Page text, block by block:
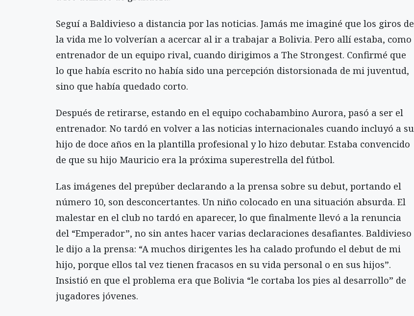
Seguí a Baldivieso a distancia por las noticias. Jamás me imaginé que los giros de
la vida me lo volverían a acercar al ir a trabajar a Bolivia. Pero allí estaba, como
entrenador de un equipo rival, cuando dirigimos a The Strongest. Confirmé que
lo que había escrito no había sido una percepción distorsionada de mi juventud,
sino que había quedado corto.
Después de retirarse, estando en el equipo cochabambino Aurora, pasó a ser el
entrenador. No tardó en volver a las noticias internacionales cuando incluyó a su
hijo de doce años en la plantilla profesional y lo hizo debutar. Estaba convencido
de que su hijo Mauricio era la próxima superestrella del fútbol.
Las imágenes del prepúber declarando a la prensa sobre su debut, portando el
número 10, son desconcertantes. Un niño colocado en una situación absurda. El
malestar en el club no tardó en aparecer, lo que finalmente llevó a la renuncia
del “Emperador”, no sin antes hacer varias declaraciones desafiantes. Baldivieso
le dijo a la prensa: “A muchos dirigentes les ha calado profundo el debut de mi
hijo, porque ellos tal vez tienen fracasos en su vida personal o en sus hijos”.
Insistió en que el problema era que Bolivia “le cortaba los pies al desarrollo” de
jugadores jóvenes.